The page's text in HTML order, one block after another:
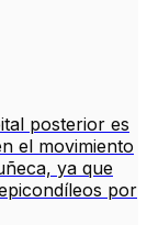
posterior es
el movimiento
ya que
por